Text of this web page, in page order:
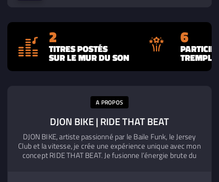
2
TITRES POSTÉS
SUR LE MUR DU SON
6
A PROPOS
DJON BIKE | RIDE THAT BEAT
DJON BIKE, artiste passionné par le Baile Funk, le Jersey
Club et la vitesse, je crée une expérience unique avec mon
concept RIDE THAT BEAT. Je fusionne l’énergie brute du